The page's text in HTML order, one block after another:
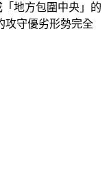
地方包圍中央」的
攻守優劣形勢完全